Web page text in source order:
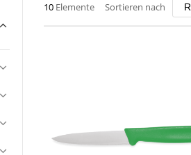
10 Elemente Sortieren nach